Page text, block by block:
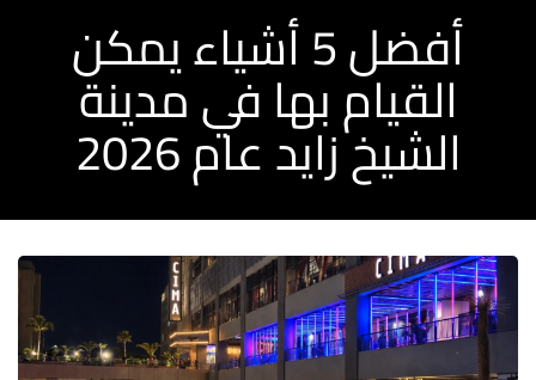
أفضل 5 أشياء يمكن
القيام بها في مدينة
الشيخ زايد عام 2026